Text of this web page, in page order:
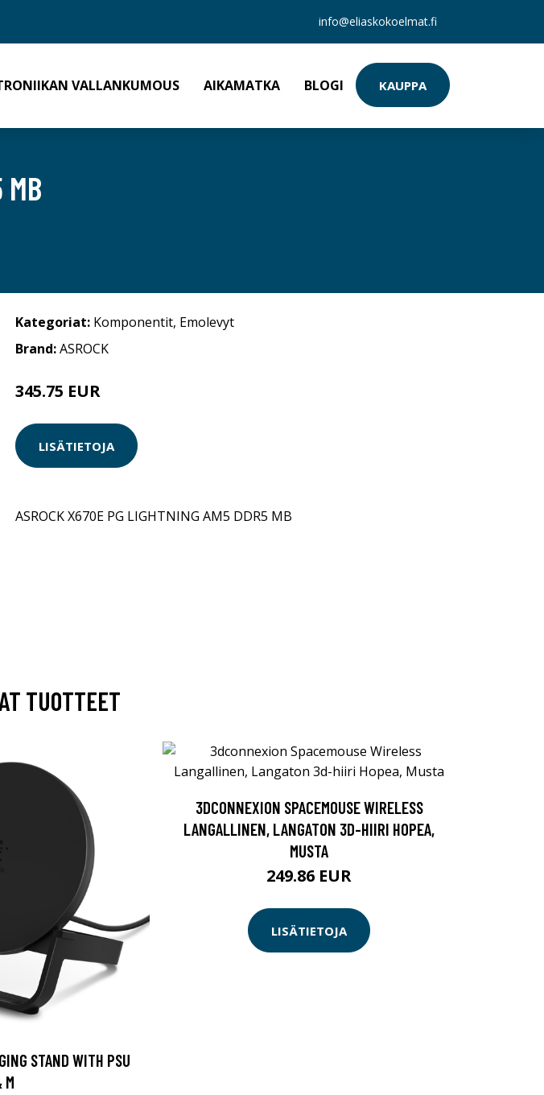
info@eliaskokoelmat.fi
VALLANKUMOUS AIKAMATKA BLOGI KAUPPA
MB
Kategoriat: Komponentit, Emolevyt
Brand:ASROCK
345.75 EUR
LISÄTIETOJA
ASROCK X670E PG LIGHTNING AM5 DDR5 MB
TUOTTEET
STAND WITH PSU
M
3DCONNEXION SPACEMOUSE WIRELESS
LANGALLINEN, LANGATON 3D-HIIRI HOPEA,
MUSTA
249.86 EUR
LISÄTIETOJA